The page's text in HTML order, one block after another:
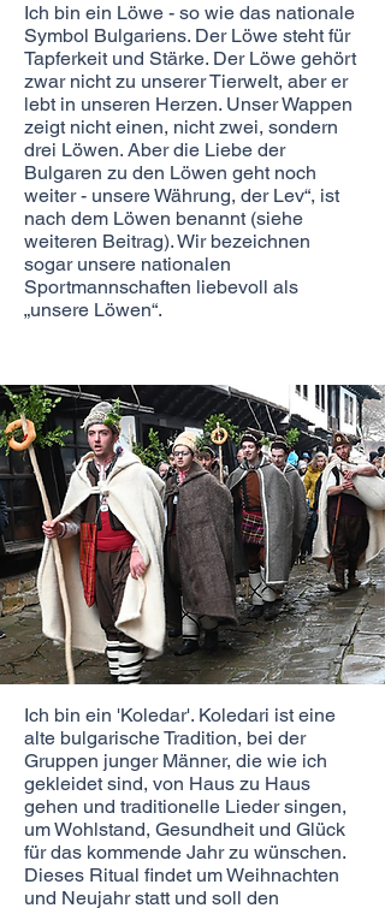
Ich bin ein Löwe - so wie das nationale
Symbol Bulgariens. Der Löwe steht für
Tapferkeit und Stärke. Der Löwe gehört
zwar nicht zu unserer Tierwelt, aber er
lebt in unseren Herzen. Unser Wappen
zeigt nicht einen, nicht zwei, sondern
drei Löwen. Aber die Liebe der
Bulgaren zu den Löwen geht noch
weiter - unsere Währung, der Lev“, ist
nach dem Löwen benannt (siehe
weiteren Beitrag). Wir bezeichnen
sogar unsere nationalen
Sportmannschaften liebevoll als
„unsere Löwen“.
Ich bin ein 'Koledar'. Koledari ist eine
alte bulgarische Tradition, bei der
Gruppen junger Männer, die wie ich
gekleidet sind, von Haus zu Haus
gehen und traditionelle Lieder singen,
um Wohlstand, Gesundheit und Glück
für das kommende Jahr zu wünschen.
Dieses Ritual findet um Weihnachten
und Neujahr statt und soll den